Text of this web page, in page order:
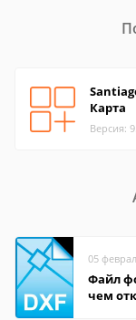
Карта
Версия:
05
Файл
чем